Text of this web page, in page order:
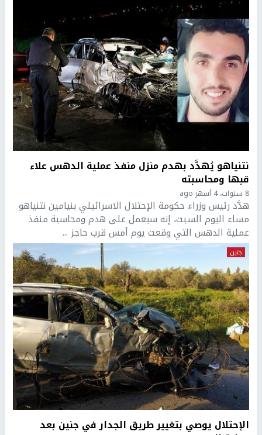
نتنياهو يُهدَّد بهدم منزل منفذ عملية الدهس علاء
قبها ومحاسبته
8 سنوات، 4 أشهر ago
هدَّد رئيس وزراء حكومة الإحتلال الاسرائيلي بنيامين نتنياهو
مساء اليوم السبت، إنه سيعمل على هدم ومحاسبة منفذ
عملية الدهس التي وقعت يوم أمس قرب حاجز ...
جنين
الإحتلال يوصي بتغيير طريق الجدار في جنين بعد